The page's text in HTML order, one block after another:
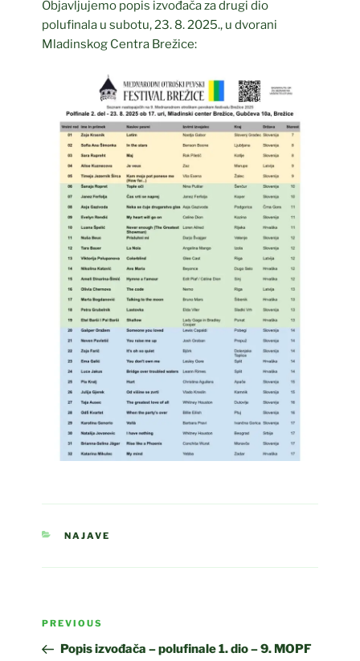
Objavljujemo popis izvođača za drugi dio
polufinala u subotu, 23. 8. 2025., u dvorani
Mladinskog Centra Brežice:
CATEGORIES
NAJAVE
Post
Previous
Post
PREVIOUS
Popis izvođača – polufinale 1. dio – 9. MOPF